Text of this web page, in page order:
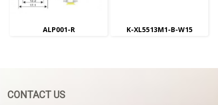
ALP001-R K-XL5513M1-B-W15
CONTACT US